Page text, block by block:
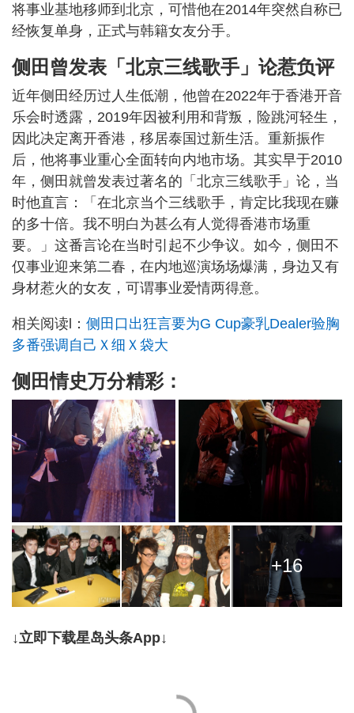
将事业基地移师到北京，可惜他在2014年突然自称已
经恢复单身，正式与韩籍女友分手。
侧田曾发表「北京三线歌手」论惹负评
近年侧田经历过人生低潮，他曾在2022年于香港开音
乐会时透露，2019年因被利用和背叛，险跳河轻生，
因此决定离开香港，移居泰国过新生活。重新振作
后，他将事业重心全面转向内地市场。其实早于2010
年，侧田就曾发表过著名的「北京三线歌手」论，当
时他直言：「在北京当个三线歌手，肯定比我现在赚
的多十倍。我不明白为甚么有人觉得香港市场重
要。」这番言论在当时引起不少争议。如今，侧田不
仅事业迎来第二春，在内地巡演场场爆满，身边又有
身材惹火的女友，可谓事业爱情两得意。
相关阅读l： 侧田口出狂言要为G Cup豪乳Dealer验胸
多番强调自己Ｘ细Ｘ袋大
侧田情史万分精彩：
+16
↓立即下载星岛头条App↓